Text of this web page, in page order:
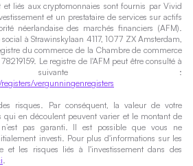
et liés aux cryptomonnaies sont fournis par Vivid
et un prestataire de services sur actifs
néerlandaise des marchés financiers (AFM).
à Strawinskylaan 4117, 1077 ZX Amsterdam,
du commerce de la Chambre de commerce
Le registre de l'AFM peut être consulté à
suivante :
vergunningenregisters
risques. Par conséquent, la valeur de votre
qui en découlent peuvent varier et le montant de
pas garanti. Il est possible que vous ne
investi. Pour plus d'informations sur les
et les risques liés à l'investissement dans des
.